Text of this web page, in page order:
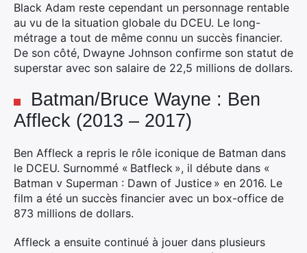
Black Adam reste cependant un personnage rentable
au vu de la situation globale du DCEU. Le long-
métrage a tout de même connu un succès financier.
De son côté, Dwayne Johnson confirme son statut de
superstar avec son salaire de 22,5 millions de dollars.
Batman/Bruce Wayne : Ben
Affleck (2013 – 2017)
Ben Affleck a repris le rôle iconique de Batman dans
le DCEU. Surnommé « Batfleck », il débute dans «
Batman v Superman : Dawn of Justice » en 2016. Le
film a été un succès financier avec un box-office de
873 millions de dollars.
Affleck a ensuite continué à jouer dans plusieurs